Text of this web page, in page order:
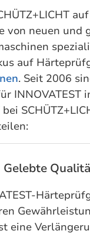
von neuen und
auf
. Seit 2006
INNOVATEST
Gelebte
eine